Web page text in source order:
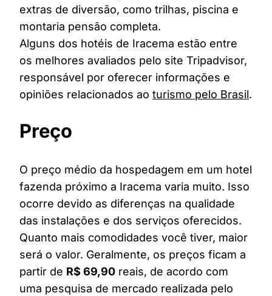
extras de diversão, como trilhas, piscina e
montaria pensão completa.
Alguns dos hotéis de Iracema estão entre
os melhores avaliados pelo site Tripadvisor,
responsável por oferecer informações e
opiniões relacionados ao turismo pelo Brasil.
Preço
O preço médio da hospedagem em um hotel
fazenda próximo a Iracema varia muito. Isso
ocorre devido as diferenças na qualidade
das instalações e dos serviços oferecidos.
Quanto mais comodidades você tiver, maior
será o valor. Geralmente, os preços ficam a
partir de R$ 69,90 reais, de acordo com
uma pesquisa de mercado realizada pelo